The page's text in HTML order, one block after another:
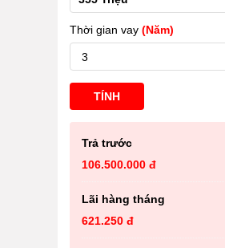
Thời gian vay (Năm)
TÍNH
Trả trước
106.500.000 đ
Lãi hàng tháng
621.250 đ